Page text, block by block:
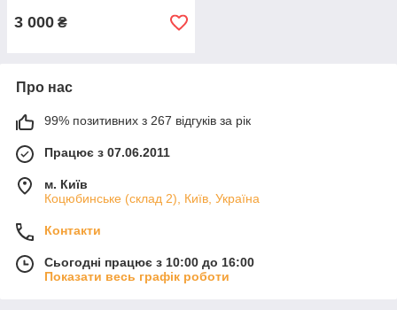
3 000 ₴
Про нас
99% позитивних з 267 відгуків за рік
Працює з 07.06.2011
м. Київ
Коцюбинське (склад 2), Київ, Україна
Контакти
Сьогодні працює з 10:00 до 16:00
Показати весь графік роботи